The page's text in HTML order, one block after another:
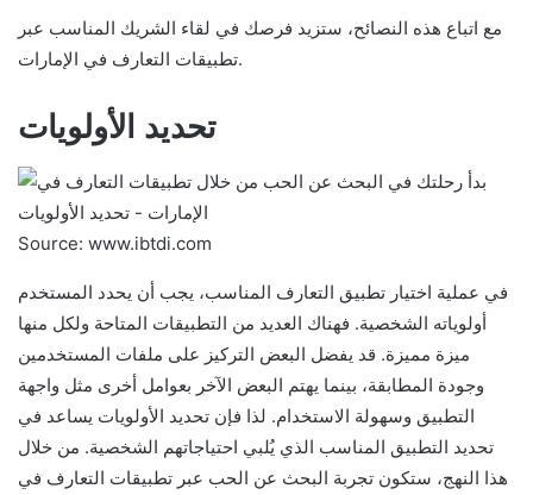
مع اتباع هذه النصائح، ستزيد فرصك في لقاء الشريك المناسب عبر
تطبيقات التعارف في الإمارات.
تحديد الأولويات
Source: www.ibtdi.com
في عملية اختيار تطبيق التعارف المناسب، يجب أن يحدد المستخدم
أولوياته الشخصية. فهناك العديد من التطبيقات المتاحة ولكل منها
ميزة مميزة. قد يفضل البعض التركيز على ملفات المستخدمين
وجودة المطابقة، بينما يهتم البعض الآخر بعوامل أخرى مثل واجهة
التطبيق وسهولة الاستخدام. لذا فإن تحديد الأولويات يساعد في
تحديد التطبيق المناسب الذي يُلبي احتياجاتهم الشخصية. من خلال
هذا النهج، ستكون تجربة البحث عن الحب عبر تطبيقات التعارف في